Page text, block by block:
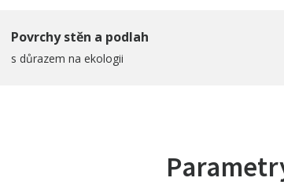
Povrchy stěn a podlah
s důrazem na ekologii